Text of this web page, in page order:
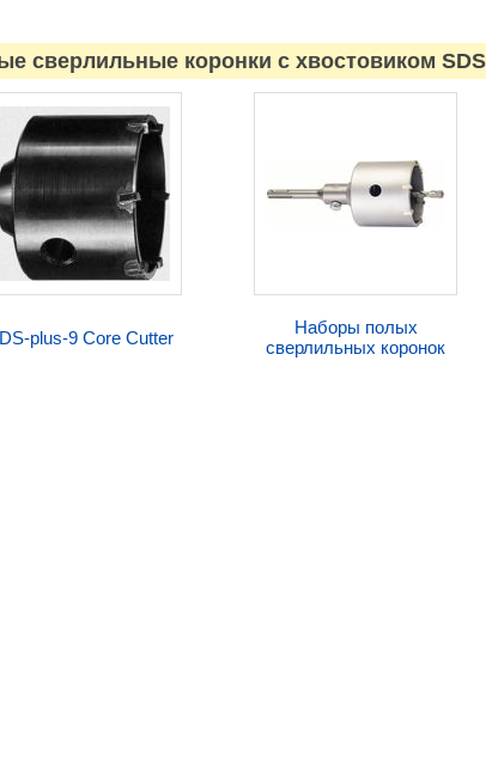
сверлильные коронки с хвостовиком
plus-9 Core Cutter
Наборы полых
сверлильных коронок